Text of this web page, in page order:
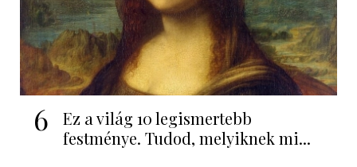
6
Ez a világ 10 legismertebb
festménye. Tudod, melyiknek mi...